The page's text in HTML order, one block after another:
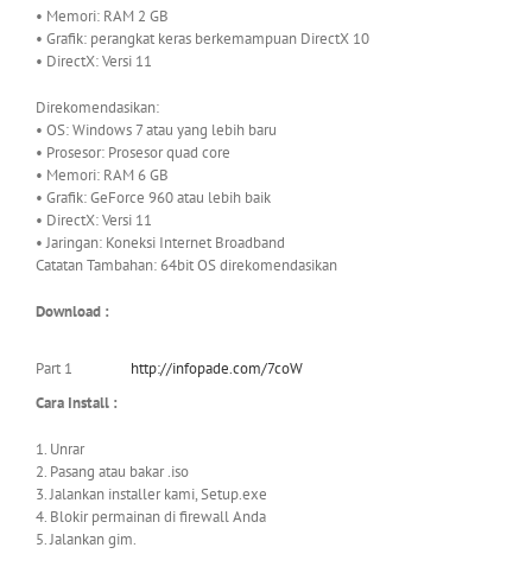
• Memori: RAM 2 GB
• Grafik: perangkat keras berkemampuan DirectX 10
• DirectX: Versi 11
Direkomendasikan:
• OS: Windows 7 atau yang lebih baru
• Prosesor: Prosesor quad core
• Memori: RAM 6 GB
• Grafik: GeForce 960 atau lebih baik
• DirectX: Versi 11
• Jaringan: Koneksi Internet Broadband
Catatan Tambahan: 64bit OS direkomendasikan
Download :
Part 1
http://infopade.com/7coW
Cara Install :
1. Unrar
2. Pasang atau bakar .iso
3. Jalankan installer kami, Setup.exe
4. Blokir permainan di firewall Anda
5. Jalankan gim.